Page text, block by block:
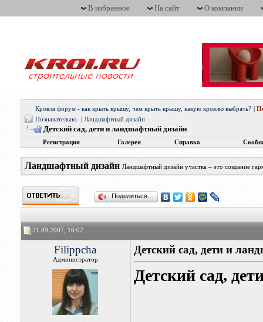
В избранное На сайт О компании
Кровля форум - как крыть крышу, чем крыть крышу, какую кровлю выбрать?
Познавательно.
Ландшафтный дизайн
Детский сад, дети и ландшафтный дизайн
Регистрация Галерея Справка
Ландшафтный дизайн Ландшафтный дизайн участка – это создание
Поделиться…
21.09.2007, 16:02
Filippcha
Администратор
Детский сад, дети и
Детский сад,